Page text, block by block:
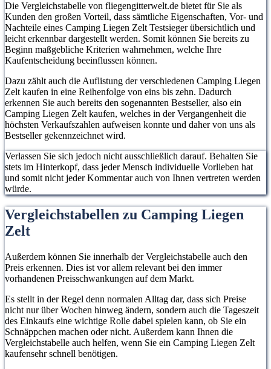
Die Vergleichstabelle von fliegengitterwelt.de bietet für Sie als
Kunden den großen Vorteil, dass sämtliche Eigenschaften, Vor- und
Nachteile eines Camping Liegen Zelt Testsieger übersichtlich und
leicht erkennbar dargestellt werden. Somit können Sie bereits zu
Beginn maßgebliche Kriterien wahrnehmen, welche Ihre
Kaufentscheidung beeinflussen können.
Dazu zählt auch die Auflistung der verschiedenen Camping Liegen
Zelt kaufen in eine Reihenfolge von eins bis zehn. Dadurch
erkennen Sie auch bereits den sogenannten Bestseller, also ein
Camping Liegen Zelt kaufen, welches in der Vergangenheit die
höchsten Verkaufszahlen aufweisen konnte und daher von uns als
Bestseller gekennzeichnet wird.
Verlassen Sie sich jedoch nicht ausschließlich darauf. Behalten Sie
stets im Hinterkopf, dass jeder Mensch individuelle Vorlieben hat
und somit nicht jeder Kommentar auch von Ihnen vertreten werden
würde.
Vergleichstabellen zu Camping Liegen
Zelt
Außerdem können Sie innerhalb der Vergleichstabelle auch den
Preis erkennen. Dies ist vor allem relevant bei den immer
vorhandenen Preisschwankungen auf dem Markt.
Es stellt in der Regel denn normalen Alltag dar, dass sich Preise
nicht nur über Wochen hinweg ändern, sondern auch die Tageszeit
des Einkaufs eine wichtige Rolle dabei spielen kann, ob Sie ein
Schnäppchen machen oder nicht. Außerdem kann Ihnen die
Vergleichstabelle auch helfen, wenn Sie ein Camping Liegen Zelt
kaufensehr schnell benötigen.